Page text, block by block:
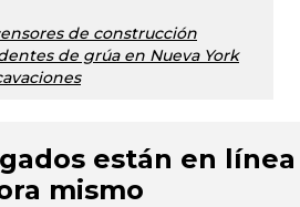
de construcción
de grúa en Nueva York
están en línea
mismo